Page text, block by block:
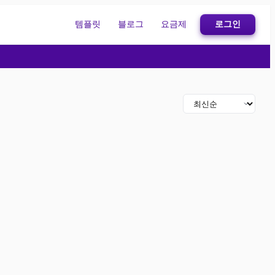
템플릿 블로그 요금제 로그인